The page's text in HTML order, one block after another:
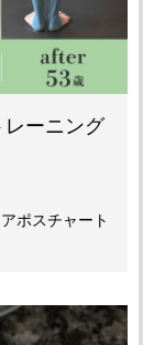
レーニング
ポスチャート